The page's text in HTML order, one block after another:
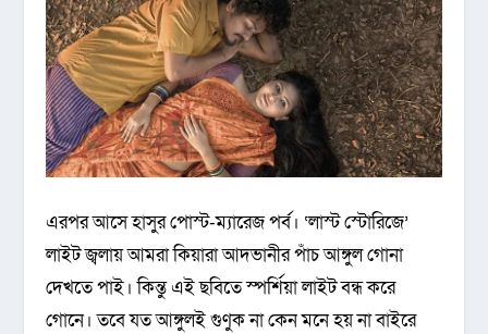
এরপর আসে হাসুর পোস্ট-ম্যারেজ পর্ব। ‘লাস্ট স্টোরিজে’
লাইট জ্বলায় আমরা কিয়ারা আদভানীর পাঁচ আঙ্গুল গোনা
দেখতে পাই। কিন্তু এই ছবিতে স্পর্শিয়া লাইট বন্ধ করে
গোনে। তবে যত আঙ্গুলই গুণুক না কেন মনে হয় না বাইরে